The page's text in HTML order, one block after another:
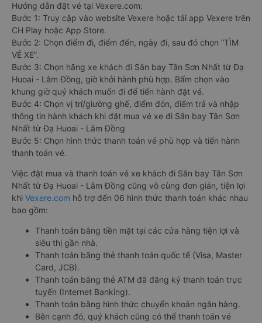
Hướng dẫn đặt vé tại Vexere.com:
Bước 1: Truy cập vào website Vexere hoặc tải app Vexere trên
CH Play hoặc App Store.
Bước 2: Chọn điểm đi, điểm đến, ngày đi, sau đó chọn “TÌM
VÉ XE”.
Bước 3: Chọn hãng xe khách đi Sân bay Tân Sơn Nhất từ Đạ
Huoai - Lâm Đồng, giờ khởi hành phù hợp. Bấm chọn vào
khung giờ quý khách muốn đi để tiến hành đặt vé.
Bước 4: Chọn vị trí/giường ghế, điểm đón, điểm trả và nhập
thông tin hành khách khi đặt mua vé xe đi Sân bay Tân Sơn
Nhất từ Đạ Huoai - Lâm Đồng
Bước 5: Chọn hình thức thanh toán vé phù hợp và tiến hành
thanh toán vé.
Việc đặt mua và thanh toán vé xe khách đi Sân bay Tân Sơn
Nhất từ Đạ Huoai - Lâm Đồng cũng vô cùng đơn giản, tiện lợi
khi Vexere.com hỗ trợ đến 06 hình thức thanh toán khác nhau
bao gồm:
Thanh toán bằng tiền mặt tại các cửa hàng tiện lợi và
siêu thị gần nhà.
Thanh toán bằng thẻ thanh toán quốc tế (Visa, Master
Card, JCB).
Thanh toán bằng thẻ ATM đã đăng ký thanh toán trực
tuyến (Internet Banking).
Thanh toán bằng hình thức chuyển khoản ngân hàng.
Bên cạnh đó, quý khách cũng có thể thanh toán vé